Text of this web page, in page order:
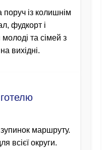
із колишнім
фудкорт і
та сімей з
вихідні.
маршруту.
всієї округи.